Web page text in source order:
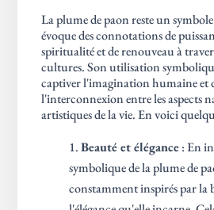
La plume de paon reste un
évoque des connotations de
spiritualité et de renouveau à
cultures. Son utilisation
captiver l'imagination humaine et
l'interconnexion entre les aspects
artistiques de la vie. En voici
Beauté et élégance: En
symbolique de la plume de
constamment inspirés par la